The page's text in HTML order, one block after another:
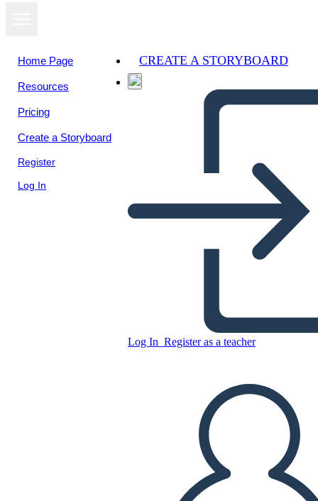
Home Page
Resources
Pricing
Create a Storyboard
Register
Log In
CREATE A STORYBOARD
Log In Register as a teacher
emi
Copy this Storyboard
CREATE A STORYBOARD
PLAY SLIDESHOW
READ TO ME
View as
slideshow